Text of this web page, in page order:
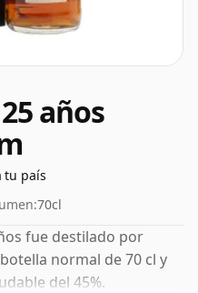
años
tu país
70cl
fue destilado por
normal de 70 cl y
del 45%.